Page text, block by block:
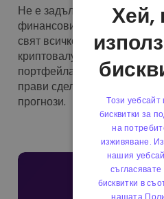
Не е задължително живота
финансовите пазари да
свят всичко, от което се
криптовалути и стратегия.
портфейла, който
прави сделки въз основа
прогнози.
Хей,
Този уебсайт
бисквитки за
на
изживяване.
нашия
съгласявате
бисквитки в
нашата